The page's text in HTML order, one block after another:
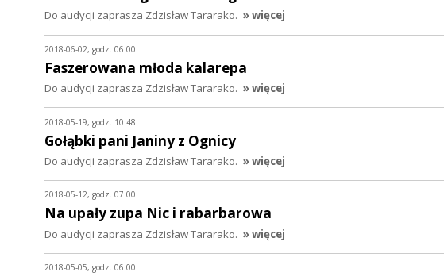
Do audycji zaprasza Zdzisław Tararako. » więcej
2018-06-02, godz. 06:00
Faszerowana młoda kalarepa
Do audycji zaprasza Zdzisław Tararako. » więcej
2018-05-19, godz. 10:48
Gołąbki pani Janiny z Ognicy
Do audycji zaprasza Zdzisław Tararako. » więcej
2018-05-12, godz. 07:00
Na upały zupa Nic i rabarbarowa
Do audycji zaprasza Zdzisław Tararako. » więcej
2018-05-05, godz. 06:00